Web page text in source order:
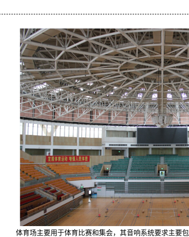
体育场主要用于体育比赛和集会，其音响系统要求主要